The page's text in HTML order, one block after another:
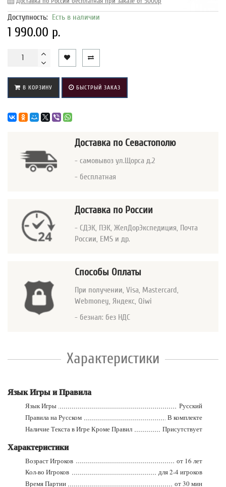
Доступность: Есть в наличии
1 990.00 р.
В КОРЗИНУ БЫСТРЫЙ ЗАКАЗ
Доставка по Севастополю
- самовывоз ул.Щорса д.2
- бесплатная
Доставка по России
- СДЭК, ПЭК, ЖелДорЭкспедиция, Почта
России, EMS и др.
Способы Оплаты
При получении, Visa, Mastercard,
Webmoney, Яндекс, Qiwi
- безнал: без НДС
Характеристики
Язык Игры и Правила
Язык Игры
Русский
Правила на Русском
В комплекте
Наличие Текста в Игре Кроме Правил
Присутствует
Характеристики
Возраст Игроков
от 16 лет
Кол-во Игроков
для 2-4 игроков
Время Партии
от 30 мин